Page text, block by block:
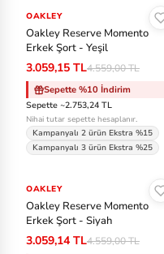
-%33
OAKLEY
Oakley Reserve Momento
Erkek Şort - Yeşil
3.059,15 TL4.559,00 TL
Sepette %10 İndirim
Sepette ~2.753,24 TL
Nihai tutar sepette hesaplanır.
Kampanyalı 2 ürün Ekstra %15
Kampanyalı 3 ürün Ekstra %25
-%33
OAKLEY
Oakley Reserve Momento
Erkek Şort - Siyah
3.059,14 TL4.559,00 TL